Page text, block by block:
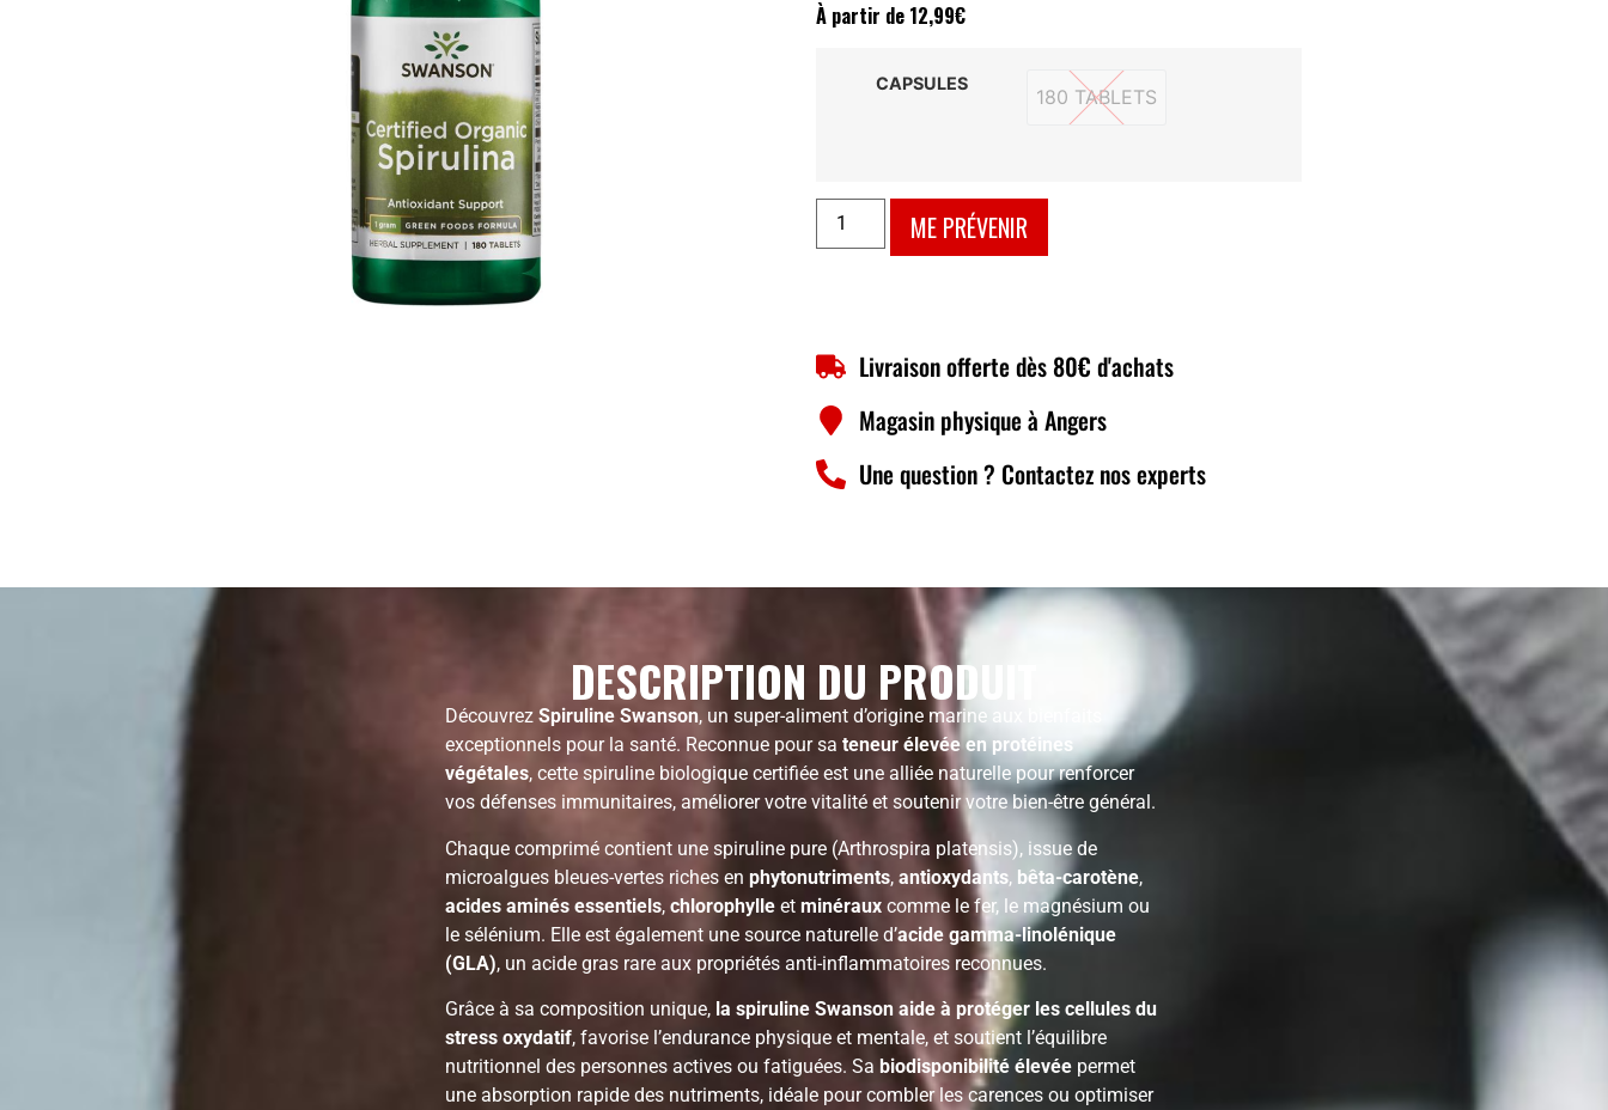
À partir de 12,99€
CAPSULES
180 TABLETS
180 TABLETS
ME PRÉVENIR
Livraison offerte dès 80€ d'achats
Magasin physique à Angers
Une question ? Contactez nos experts
DESCRIPTION DU PRODUIT
Découvrez Spiruline Swanson, un super-aliment d’origine marine aux bienfaits
exceptionnels pour la santé. Reconnue pour sa teneur élevée en protéines
végétales, cette spiruline biologique certifiée est une alliée naturelle pour renforcer
vos défenses immunitaires, améliorer votre vitalité et soutenir votre bien-être général.
Chaque comprimé contient une spiruline pure (Arthrospira platensis), issue de
microalgues bleues-vertes riches en phytonutriments, antioxydants, bêta-carotène,
acides aminés essentiels, chlorophylle et minéraux comme le fer, le magnésium ou
le sélénium. Elle est également une source naturelle d’acide gamma-linolénique
(GLA), un acide gras rare aux propriétés anti-inflammatoires reconnues.
Grâce à sa composition unique, la spiruline Swanson aide à protéger les cellules du
stress oxydatif, favorise l’endurance physique et mentale, et soutient l’équilibre
nutritionnel des personnes actives ou fatiguées. Sa biodisponibilité élevée permet
une absorption rapide des nutriments, idéale pour combler les carences ou optimiser